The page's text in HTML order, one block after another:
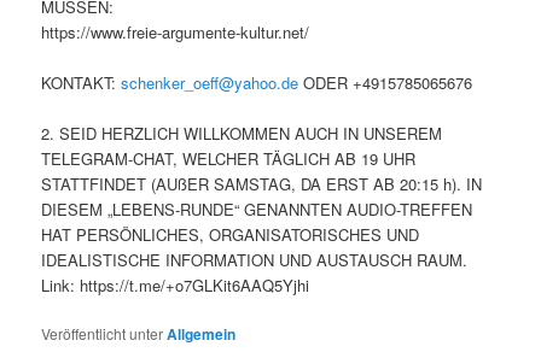
MÜSSEN:
https://www.freie-argumente-kultur.net/
KONTAKT:schenker_oeff@yahoo.de ODER +4915785065676
2. SEID HERZLICH WILLKOMMEN AUCH IN UNSEREM
TELEGRAM-CHAT, WELCHER TÄGLICH AB 19 UHR
STATTFINDET (AUßER SAMSTAG, DA ERST AB 20:15 h). IN
DIESEM „LEBENS-RUNDE“ GENANNTEN AUDIO-TREFFEN
HAT PERSÖNLICHES, ORGANISATORISCHES UND
IDEALISTISCHE INFORMATION UND AUSTAUSCH RAUM.
Link: https://t.me/+o7GLKit6AAQ5Yjhi
Veröffentlicht unterAllgemein